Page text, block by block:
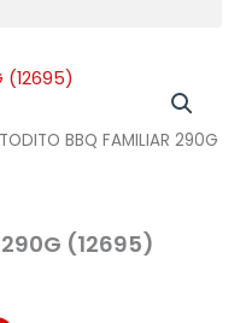
BBQ FAMILIAR 290G
290G (12695)